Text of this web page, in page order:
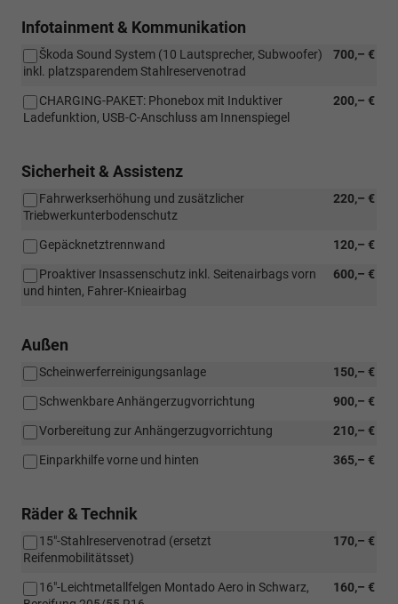
Infotainment & Kommunikation
700,– €
Škoda Sound System (10 Lautsprecher, Subwoofer)
inkl. platzsparendem Stahlreservenotrad
200,– €
CHARGING-PAKET: Phonebox mit Induktiver
Ladefunktion, USB-C-Anschluss am Innenspiegel
Sicherheit & Assistenz
220,– €
Fahrwerkserhöhung und zusätzlicher
Triebwerkunterbodenschutz
120,– €
Gepäcknetztrennwand
600,– €
Proaktiver Insassenschutz inkl. Seitenairbags vorn
und hinten, Fahrer-Knieairbag
Außen
150,– €
Scheinwerferreinigungsanlage
900,– €
Schwenkbare Anhängerzugvorrichtung
210,– €
Vorbereitung zur Anhängerzugvorrichtung
365,– €
Einparkhilfe vorne und hinten
Räder & Technik
170,– €
15"-Stahlreservenotrad (ersetzt
Reifenmobilitätsset)
160,– €
16"-Leichtmetallfelgen Montado Aero in Schwarz,